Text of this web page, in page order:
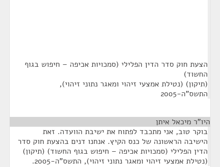
הצעת חוק סדר הדין הפלילי (סמכויות אכיפה – חיפוש בגוף
החשוד)
(תיקון) (נטילת אמצעי זיהוי ומאגר נתוני זיהוי),
התשס"ה-2005
היו"ר מיכאל איתן
בוקר טוב, אני מתכבד לפתוח את ישיבת הוועדה. זאת
הישיבה הראשונה של כנס הקיץ. אנחנו דנים בהצעת חוק סדר
הדין הפלילי (סמכויות אכיפה – חיפוש בגוף החשוד) (תיקון)
(נטילת אמצעי זיהוי ומאגר נתוני זיהוי), התשס"ה-2005.